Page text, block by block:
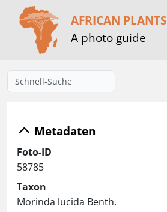
AFRICAN PLANTS
A photo guide
Metadaten
Foto-ID
58785
Taxon
Morinda lucida Benth.